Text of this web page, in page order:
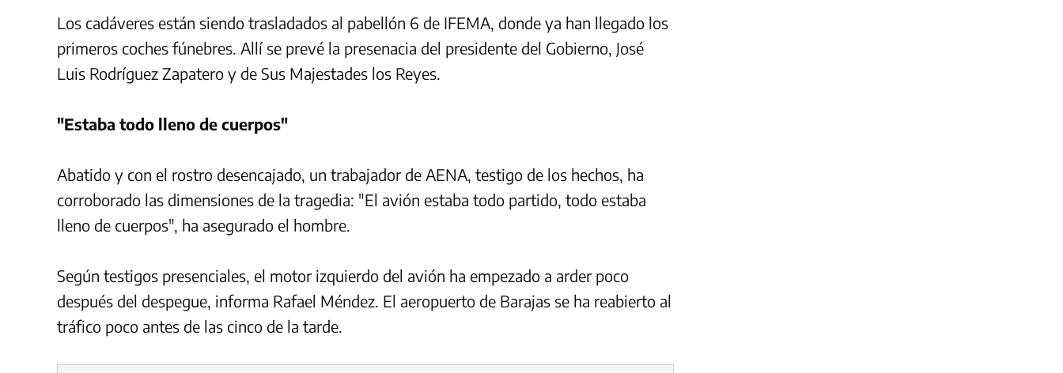
Los cadáveres están siendo trasladados al pabellón 6 de IFEMA, donde ya han llegado los
primeros coches fúnebres. Allí se prevé la presenacia del presidente del Gobierno, José
Luis Rodríguez Zapatero y de Sus Majestades los Reyes.
"Estaba todo lleno de cuerpos"
Abatido y con el rostro desencajado, un trabajador de AENA, testigo de los hechos, ha
corroborado las dimensiones de la tragedia: "El avión estaba todo partido, todo estaba
lleno de cuerpos", ha asegurado el hombre.
Según testigos presenciales, el motor izquierdo del avión ha empezado a arder poco
después del despegue, informa Rafael Méndez. El aeropuerto de Barajas se ha reabierto al
tráfico poco antes de las cinco de la tarde.